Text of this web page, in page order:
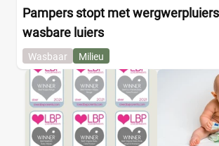
Pampers stopt met
wasbare luiers
Wasbaar Milieu